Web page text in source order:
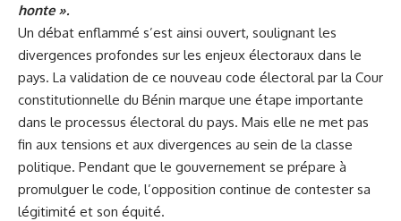
honte ».
Un débat enflammé s’est ainsi ouvert, soulignant les
divergences profondes sur les enjeux électoraux dans le
pays. La validation de ce nouveau code électoral par la Cour
constitutionnelle du Bénin marque une étape importante
dans le processus électoral du pays. Mais elle ne met pas
fin aux tensions et aux divergences au sein de la classe
politique. Pendant que le gouvernement se prépare à
promulguer le code, l’opposition continue de contester sa
légitimité et son équité.